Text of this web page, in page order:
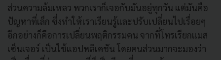
ส่วนความล้มเหลว พวกเราก็เจอกับมันอยู่ทุกวัน แต่มันคือ
ปัญหาที่เล็ก ซึ่งทำให้เราเรียนรู้และปรับเปลี่ยนไปเรื่อยๆ
อีกอย่างก็คือการเปลี่ยนพฤติกรรมคน จากที่โทรเรียกแมส
เซ็นเจอร์ เป็นใช้แอปพลิเคชัน โดยคนส่วนมากจะมองว่า